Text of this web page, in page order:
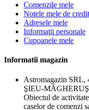
Comenzile mele
Notele mele de credit
Adresele mele
Informaţii personale
Cupoanele mele
Informatii magazin
Astromagazin
ŞIEU-
Obiectul de
caselor de comenzi